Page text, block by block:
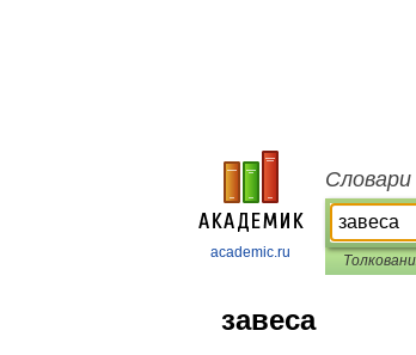
academic.ru
Словари
завеса